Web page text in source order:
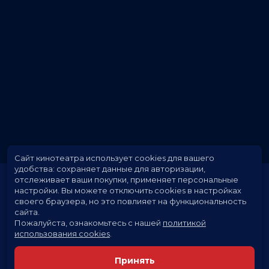
Расписание
Скоро в кино
Сайт кинотеатра использует cookies для вашего
удобства: сохраняет данные для авторизации,
отслеживает ваши покупки, применяет персональные
настройки. Вы можете отключить cookies в настройках
своего браузера, но это повлияет на функциональность
сайта.
Пожалуйста, ознакомьтесь с нашей политикой
использования cookies
Принять